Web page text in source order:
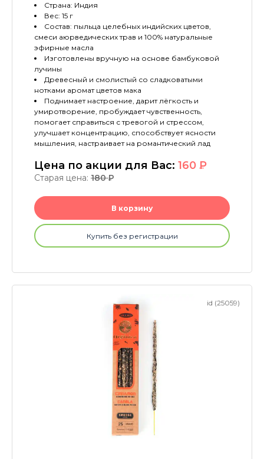
Страна: Индия
Вес: 15 г
Состав: пыльца целебных индийских цветов,
смеси аюрведических трав и 100% натуральные
эфирные масла
Изготовлены вручную на основе бамбуковой
лучины
Древесный и смолистый со сладковатыми
нотками аромат цветов мака
Поднимает настроение, дарит лёгкость и
умиротворение, пробуждает чувственность,
помогает справиться с тревогой и стрессом,
улучшает концентрацию, способствует ясности
мышления, настраивает на романтический лад
Цена по акции для Вас: 160 P
Старая цена: 180P
В корзину
Купить без регистрации
id (25059)